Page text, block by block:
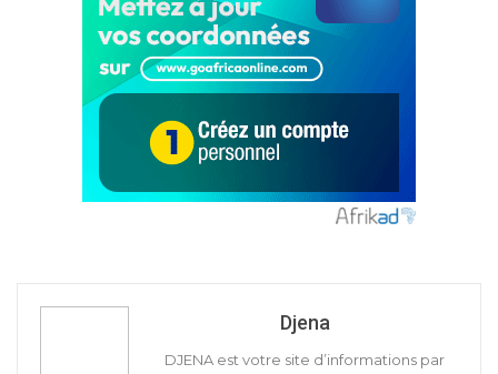
Djena
DJENA est votre site d’informations par